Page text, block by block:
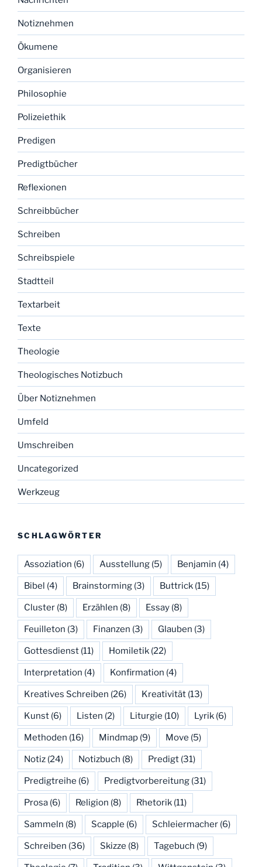
Notiznehmen
Ökumene
Organisieren
Philosophie
Polizeiethik
Predigen
Predigtbücher
Reflexionen
Schreibbücher
Schreiben
Schreibspiele
Stadtteil
Textarbeit
Texte
Theologie
Theologisches Notizbuch
Über Notiznehmen
Umfeld
Umschreiben
Uncategorized
Werkzeug
SCHLAGWÖRTER
Assoziation (6) Ausstellung (5) Benjamin (4)
Bibel (4) Brainstorming (3) Buttrick (15)
Cluster (8) Erzählen (8) Essay (8)
Feuilleton (3) Finanzen (3) Glauben (3)
Gottesdienst (11) Homiletik (22)
Interpretation (4) Konfirmation (4)
Kreatives Schreiben (26) Kreativität (13)
Kunst (6) Listen (2) Liturgie (10) Lyrik (6)
Methoden (16) Mindmap (9) Move (5)
Notiz (24) Notizbuch (8) Predigt (31)
Predigtreihe (6) Predigtvorbereitung (31)
Prosa (6) Religion (8) Rhetorik (11)
Sammeln (8) Scapple (6) Schleiermacher (6)
Schreiben (36) Skizze (8) Tagebuch (9)